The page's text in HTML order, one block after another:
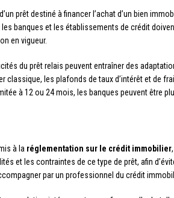
prêt destiné à financer l’achat d’un bien
banques et les établissements de crédit
en vigueur.
du prêt relais peuvent entraîner des
classique, les plafonds de taux d’intérêt et de
à 12 ou 24 mois, les banques peuvent être
à la réglementation sur le crédit immobilier
et les contraintes de ce type de prêt, afin
par un professionnel du crédit